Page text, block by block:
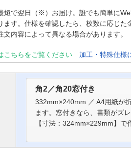
短で翌日（※）お届け。誰でも簡単に
ます。仕様を確認したら、枚数に応じ
内容によって異なる場合があります。
こちらをご覧ください 加工・特殊仕様
角2／角20窓付き
332mm×240mm ／ A4用紙が
ます。窓付きなら、書類がズ
【寸法：324mm×229mm】で